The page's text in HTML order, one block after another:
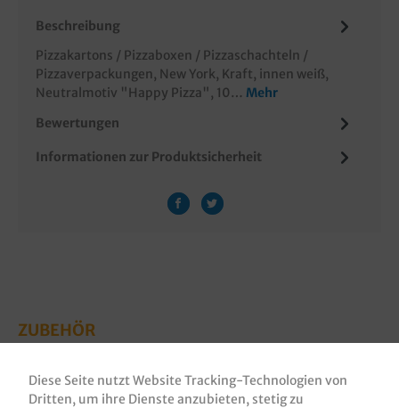
Beschreibung
Pizzakartons / Pizzaboxen / Pizzaschachteln /
Pizzaverpackungen, New York, Kraft, innen weiß,
Neutralmotiv "Happy Pizza", 10… Mehr
Bewertungen
Informationen zur Produktsicherheit
ZUBEHÖR
Diese Seite nutzt Website Tracking-Technologien von
Dritten, um ihre Dienste anzubieten, stetig zu